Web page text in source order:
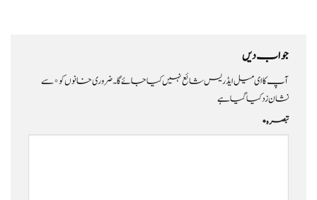
جواب دیں
آپ کا ای میل ایڈریس شائع نہیں کیا جائے گا۔ضروری خانوں کو*سے
نشان زد کیا گیا ہے
تبصرہ*